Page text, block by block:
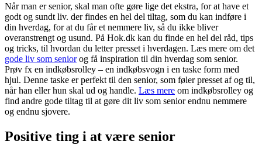
Når man er senior, skal man ofte gøre lige det ekstra, for at have et
godt og sundt liv. der findes en hel del tiltag, som du kan indføre i
din hverdag, for at du får et nemmere liv, så du ikke bliver
overanstrengt og usund. På Hok.dk kan du finde en hel del råd, tips
og tricks, til hvordan du letter presset i hverdagen. Læs mere om det
gode liv som seniorog få inspiration til din hverdag som senior.
Prøv fx en indkøbsrolley – en indkøbsvogn i en taske form med
hjul. Denne taske er perfekt til den senior, som føler presset af og til,
når han eller hun skal ud og handle. Læs mere om indkøbsrolley og
find andre gode tiltag til at gøre dit liv som senior endnu nemmere
og endnu sjovere.
Positive ting i at være senior